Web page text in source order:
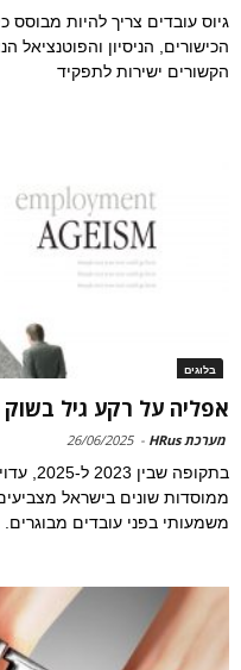
גיוס עובדים צריך להיות
הכישורים, הניסיון והפוטנציאל
הקשורים ישירות לתפקיד
בלוגים
אפליה על רקע גיל
מערכת HRus -
26/06/2025
בתקופה
ממוסדות שונים בישראל
משמעותי בפני עובדים מבוגרים.